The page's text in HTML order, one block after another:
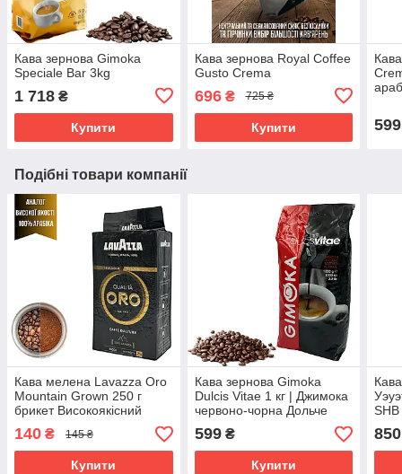
Кава зернова Gimoka
Speciale Bar 3kg
1 718 ₴
Купити
Кава зернова Royal Coffee
Gusto Crema
696₴ 725 ₴
Купити 599
Подібні товари компанії
Кава мелена Lavazza Oro
Mountain Grown 250 г
брикет Високоякісний
аналог Польща
140 ₴ 145 ₴
Купити
Кава зернова Gimoka
Dulcis Vitae 1 кг | Джимока
червоно-чорна Дольче
Вітта
599₴
Купити
850